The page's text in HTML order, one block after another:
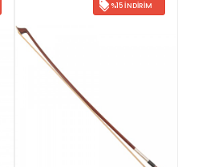
%15 İNDIRIM